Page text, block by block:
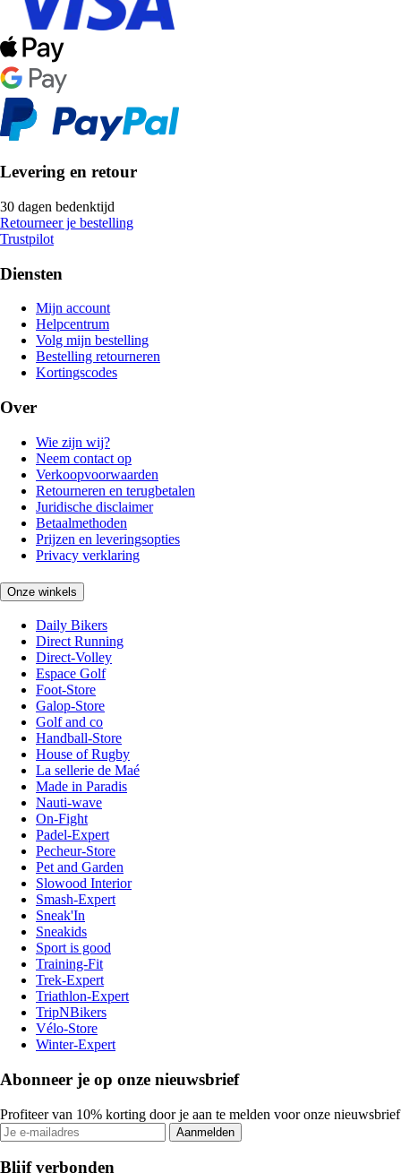
Levering en retour
30 dagen bedenktijd
Retourneer je bestelling
Trustpilot
Diensten
Mijn account
Helpcentrum
Volg mijn bestelling
Bestelling retourneren
Kortingscodes
Over
Wie zijn wij?
Neem contact op
Verkoopvoorwaarden
Retourneren en terugbetalen
Juridische disclaimer
Betaalmethoden
Prijzen en leveringsopties
Privacy verklaring
Onze winkels
Daily Bikers
Direct Running
Direct-Volley
Espace Golf
Foot-Store
Galop-Store
Golf and co
Handball-Store
House of Rugby
La sellerie de Maé
Made in Paradis
Nauti-wave
On-Fight
Padel-Expert
Pecheur-Store
Pet and Garden
Slowood Interior
Smash-Expert
Sneak'In
Sneakids
Sport is good
Training-Fit
Trek-Expert
Triathlon-Expert
TripNBikers
Vélo-Store
Winter-Expert
Abonneer je op onze nieuwsbrief
Profiteer van 10% korting door je aan te melden voor onze nieuwsbrief
Aanmelden
Blijf verbonden